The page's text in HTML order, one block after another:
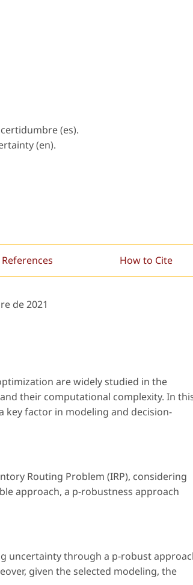
(es).
(en).
References How to Cite
de 2021
are widely studied in the
their computational complexity. In
key factor in modeling and decision-
Routing Problem (IRP), considering
approach, a p-robustness approach
uncertainty through a p-robust
given the selected modeling, the